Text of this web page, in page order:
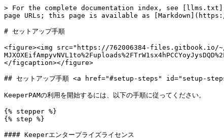
> For the complete documentation index, see
page URLs; this page is available as
# セットアップ手順
<figure><img src="https://762006384-files.gitbook.io/
</figcaption></figure>
## セットアップ手順 <a href="#setup-steps" id="setup-
KeeperPAMの利用を開始するには、以下の手順に従ってください。
{% stepper %}
{% step %}
#### Keeperエンタープライズライセンス